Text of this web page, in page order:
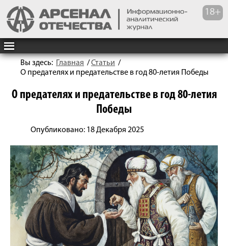
Вы здесь: Главная /Статьи /
О предателях и предательстве в год 80‑летия Победы
О предателях и предательстве в год 80‑летия
Победы
Опубликовано: 18 Декабря 2025